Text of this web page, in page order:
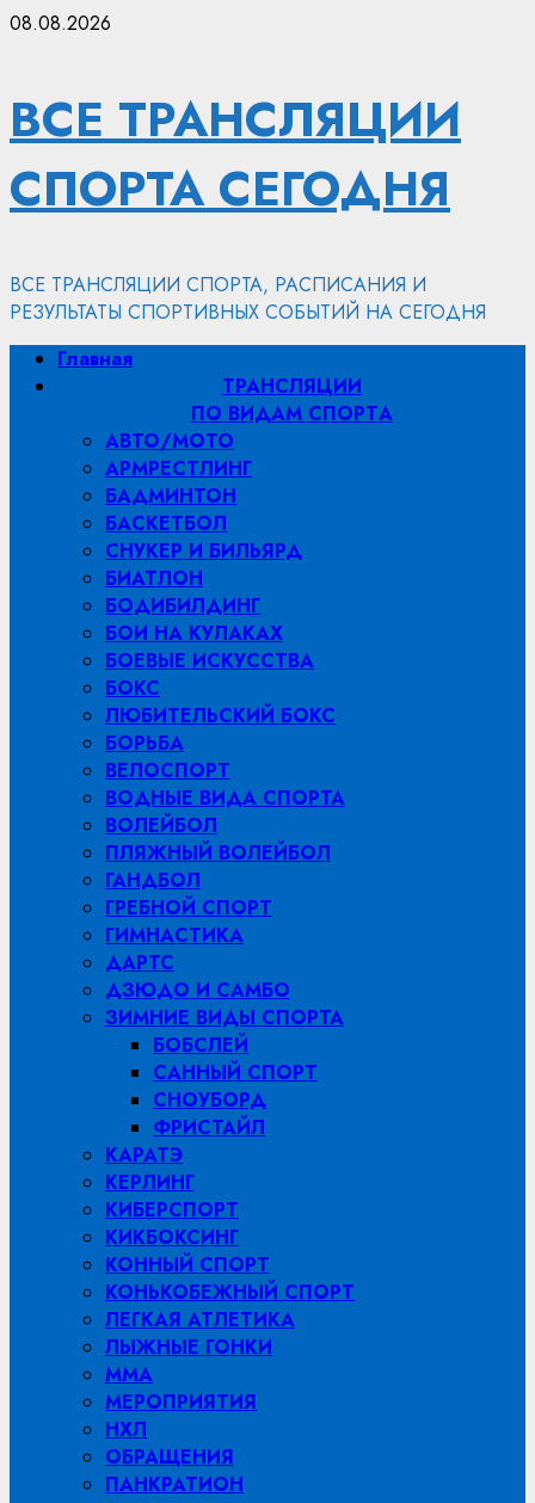
Перейти
08.08.2026
ВСЕ ТРАНСЛЯЦИИ
СПОРТА СЕГОДНЯ
ВСЕ ТРАНСЛЯЦИИ СПОРТА, РАСПИСАНИЯ И
РЕЗУЛЬТАТЫ СПОРТИВНЫХ СОБЫТИЙ НА СЕГОДНЯ
Основное
меню
Главная
ТРАНСЛЯЦИИ
ПО ВИДАМ СПОРТA
АВТО/МОТО
АРМРЕСТЛИНГ
БАДМИНТОН
БАСКЕТБОЛ
СНУКЕР И БИЛЬЯРД
БИАТЛОН
БОДИБИЛДИНГ
БОИ НА КУЛАКАХ
БОЕВЫЕ ИСКУССТВА
БОКС
ЛЮБИТЕЛЬСКИЙ БОКС
БОРЬБА
ВЕЛОСПОРТ
ВОДНЫЕ ВИДА СПОРТА
ВОЛЕЙБОЛ
ПЛЯЖНЫЙ ВОЛЕЙБОЛ
ГАНДБОЛ
ГРЕБНОЙ СПОРТ
ГИМНАСТИКА
ДАРТС
ДЗЮДО И САМБО
ЗИМНИЕ ВИДЫ СПОРТА
БОБСЛЕЙ
САННЫЙ СПОРТ
СНОУБОРД
ФРИСТАЙЛ
КАРАТЭ
КЕРЛИНГ
КИБЕРСПОРТ
КИКБОКСИНГ
КОННЫЙ СПОРТ
КОНЬКОБЕЖНЫЙ СПОРТ
ЛЕГКАЯ АТЛЕТИКА
ЛЫЖНЫЕ ГОНКИ
MMA
МЕРОПРИЯТИЯ
НХЛ
ОБРАЩЕНИЯ
ПАНКРАТИОН